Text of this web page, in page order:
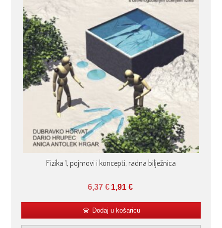
Fizika 1, pojmovi i koncepti, radna bilježnica
6,37 € 1,91 €
Dodaj u košaricu